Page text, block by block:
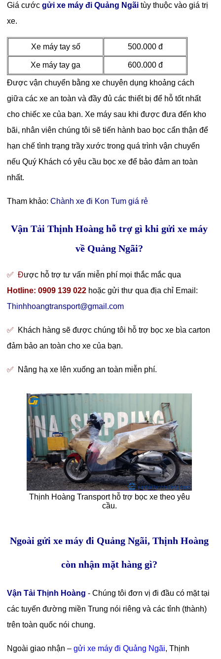
Giá cướcgửi xe máy đi Quảng Ngãi tùy thuộc vào giá trị
xe.
Xe máy tay số 500.000 đ
Xe máy tay ga 600.000 đ
Được vận chuyển bằng xe chuyên dụng khoảng cách
giữa các xe an toàn và đầy đủ các thiết bị để hỗ tốt nhất
cho chiếc xe của bạn. Xe máy sau khi được đưa đến kho
bãi, nhân viên chúng tôi sẽ tiến hành bao bọc cẩn thận để
hạn chế tình trạng trầy xước trong quá trình vận chuyển
nếu Quý Khách có yêu cầu bọc xe để bảo đảm an toàn
nhất.
Tham khảo:Chành xe đi Kon Tum giá rẻ
Vận Tải Thịnh Hoàng hỗ trợ gì khi gửi xe máy
về Quảng Ngãi?
✅ Được hỗ trợ tư vấn miễn phí mọi thắc mắc qua
Hotline: 0909 139 022 hoặc gửi thư qua địa chỉ Email:
Thinhhoangtransport@gmail.com
✅
Khách hàng sẽ được chúng tôi hỗ trợ bọc xe bìa carton
đảm bảo an toàn cho xe của bạn.
✅ Nâng hạ xe lên xuống an toàn miễn phí.
Thịnh Hoàng Transport hỗ trợ bọc xe theo yêu
cầu.
Ngoài gửi xe máy đi Quảng Ngãi, Thịnh Hoàng
còn nhận mặt hàng gì?
Vận Tải Thịnh Hoàng - Chúng tôi đơn vị đi đầu có mặt tại
các tuyến đường miền Trung nói riêng và các tỉnh (thành)
trên toàn quốc nói chung.
Ngoài giao nhận –gửi xe máy đi Quảng Ngãi, Thịnh